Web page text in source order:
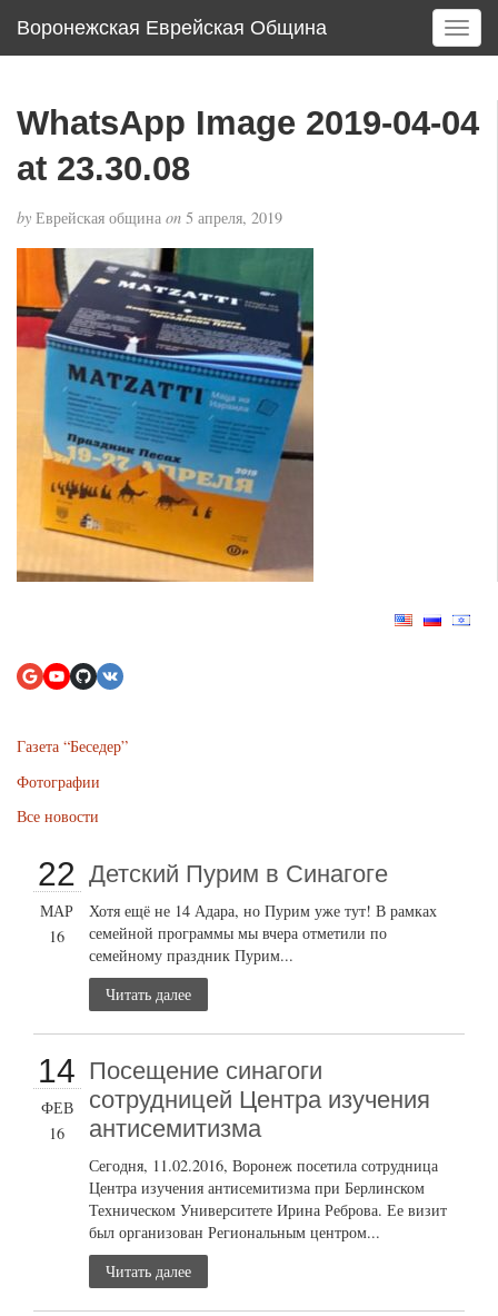
Воронежская Еврейская Община
T
o
l
WhatsApp Image 2019-04-04
at 23.30.08
by Еврейская община on 5 апреля, 2019
Газета “Беседер”
Фотографии
Все новости
22
МАР
16
Детский Пурим в Синагоге
Хотя ещё не 14 Адара, но Пурим уже тут! В рамках
семейной программы мы вчера отметили по
семейному праздник Пурим...
Читать далее
14
ФЕВ
16
Посещение синагоги
сотрудницей Центра изучения
антисемитизма
Сегодня, 11.02.2016, Воронеж посетила сотрудница
Центра изучения антисемитизма при Берлинском
Техническом Университете Ирина Реброва. Ее визит
был организован Региональным центром...
Читать далее